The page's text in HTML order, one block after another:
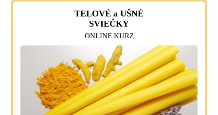
TELOVÉ a UŠNÉ
SVIEČKY
ONLINE KURZ